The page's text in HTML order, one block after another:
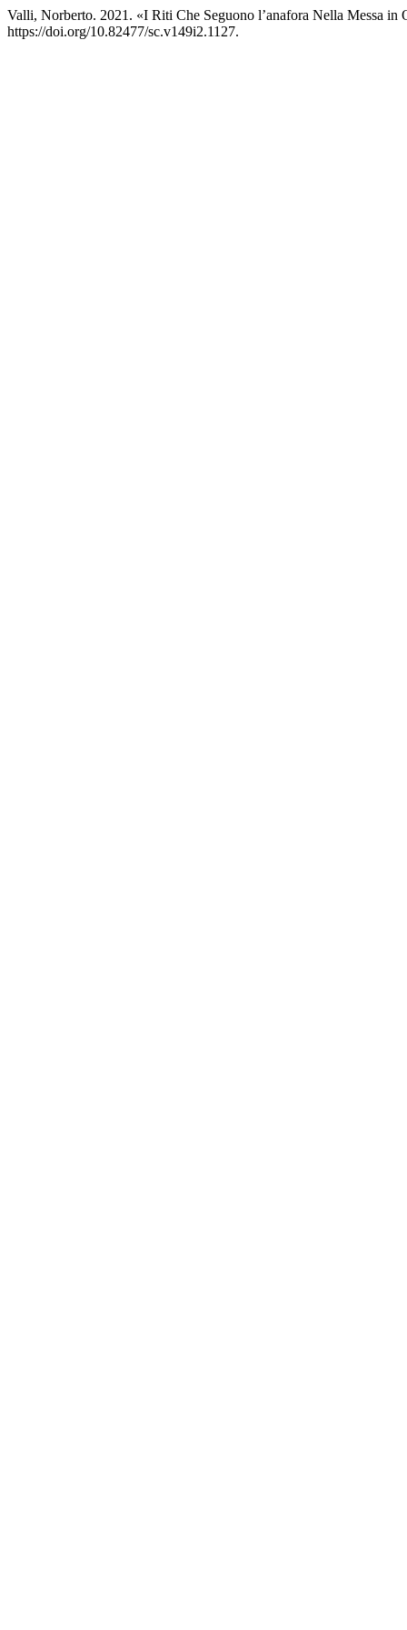
Valli, Norberto. 2021. «I Riti Che Seguono l’anafora Nella Messa
https://doi.org/10.82477/sc.v149i2.1127.